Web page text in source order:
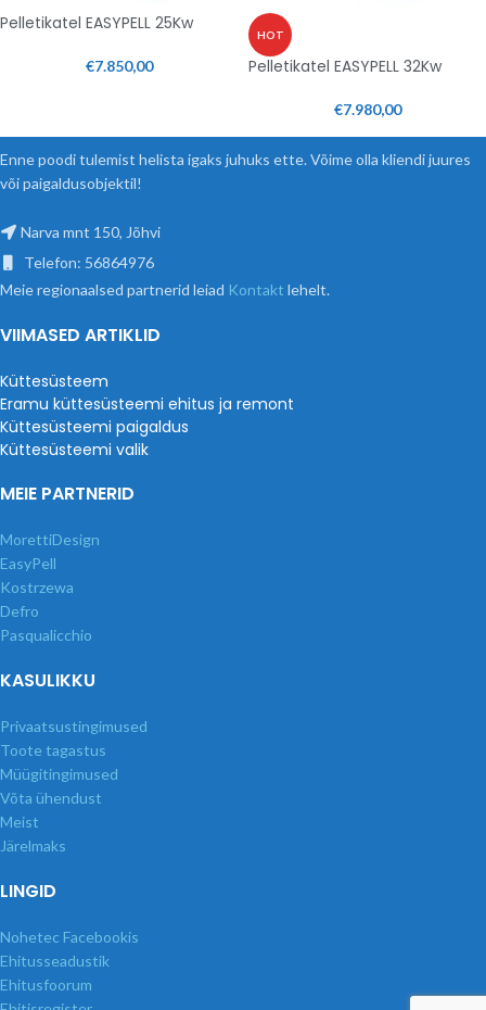
Pelletikatel EASYPELL 25Kw
€7.850,00
HOT
Pelletikatel EASYPELL 32Kw
€7.980,00
Enne poodi tulemist helista igaks juhuks ette. Võime olla kliendi juures
või paigaldusobjektil!
Narva mnt 150, Jõhvi
Telefon: 56864976
Meie regionaalsed partnerid leiad Kontakt lehelt.
VIIMASED ARTIKLID
Küttesüsteem
Eramu küttesüsteemi ehitus ja remont
Küttesüsteemi paigaldus
Küttesüsteemi valik
MEIE PARTNERID
MorettiDesign
EasyPell
Kostrzewa
Defro
Pasqualicchio
KASULIKKU
Privaatsustingimused
Toote tagastus
Müügitingimused
Võta ühendust
Meist
Järelmaks
LINGID
Nohetec Facebookis
Ehitusseadustik
Ehitusfoorum